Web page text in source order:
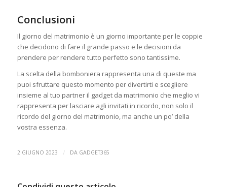
Conclusioni
Il giorno del matrimonio è un giorno importante per le coppie
che decidono di fare il grande passo e le decisioni da
prendere per rendere tutto perfetto sono tantissime.
La scelta della bomboniera rappresenta una di queste ma
puoi sfruttare questo momento per divertirti e scegliere
insieme al tuo partner il gadget da matrimonio che meglio vi
rappresenta per lasciare agli invitati in ricordo, non solo il
ricordo del giorno del matrimonio, ma anche un po’ della
vostra essenza.
2 GIUGNO 2023 / DA GADGET365